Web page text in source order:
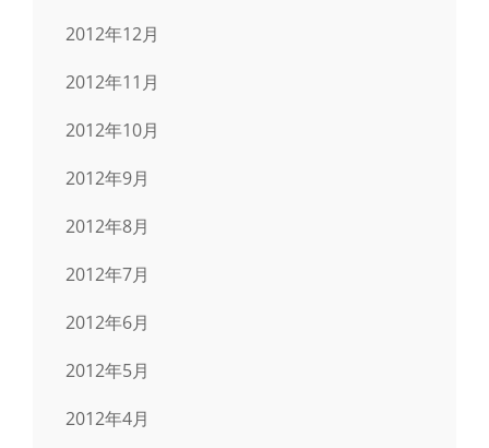
2012年12月
2012年11月
2012年10月
2012年9月
2012年8月
2012年7月
2012年6月
2012年5月
2012年4月